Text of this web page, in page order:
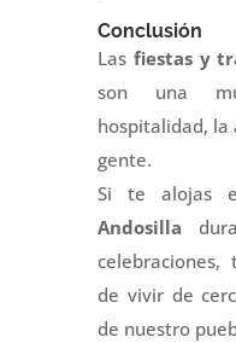
Conclusión
Las fiestas y
son una
hospitalidad, la
gente.
Si te alojas
Andosilla
de vivir de
de nuestro